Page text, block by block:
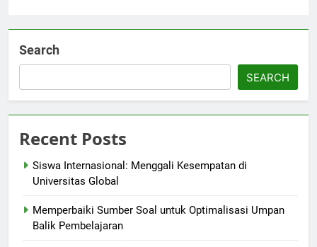
Search
SEARCH
Recent Posts
Siswa Internasional: Menggali Kesempatan di
Universitas Global
Memperbaiki Sumber Soal untuk Optimalisasi Umpan
Balik Pembelajaran